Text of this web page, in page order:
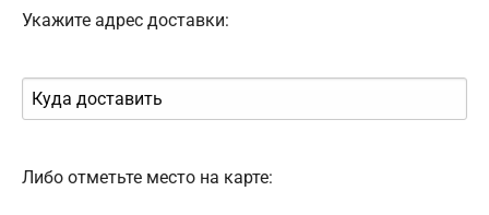
Укажите адрес доставки:
Либо отметьте место на карте: